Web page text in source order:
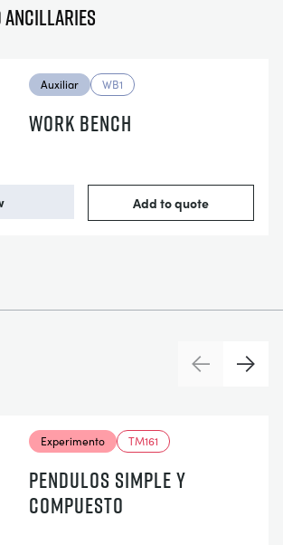
ancillaries
Auxiliar WB1
WORK BENCH
Add to quote
PreviousNext
Experimento TM161
PENDULOS SIMPLE Y
COMPUESTO